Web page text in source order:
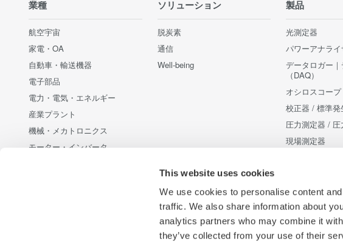
This website uses cookies
We use cookies to personalise content
traffic. We also share information about
analytics partners who may combine it
they’ve collected from your use of their
業種
航空宇宙
家電・OA
自動車・輸送機器
電子部品
電力・電気・エネルギー
産業プラント
機械・メカトロニクス
モーター・インバータ
ソリューション
脱炭素
通信
Well-being
製品
光測定器
パワーアナラ
データロガー
（DAQ）
オシロスコー
校正器 / 標準発
圧力測定器 / 圧
現場測定器